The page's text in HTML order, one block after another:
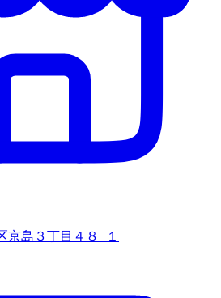
京島３丁目４８−１